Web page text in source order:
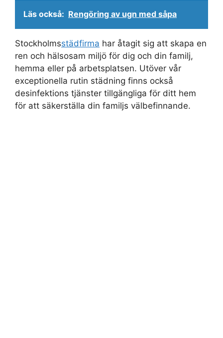
Läs också: Rengöring av ugn med såpa
Stockholmsstädfirma har åtagit sig att skapa en
ren och hälsosam miljö för dig och din familj,
hemma eller på arbetsplatsen. Utöver vår
exceptionella rutin städning finns också
desinfektions tjänster tillgängliga för ditt hem
för att säkerställa din familjs välbefinnande.